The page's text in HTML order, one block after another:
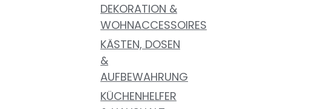
DEKORATION &
WOHNACCESSOIRES
KÄSTEN, DOSEN
&
AUFBEWAHRUNG
KÜCHENHELFER